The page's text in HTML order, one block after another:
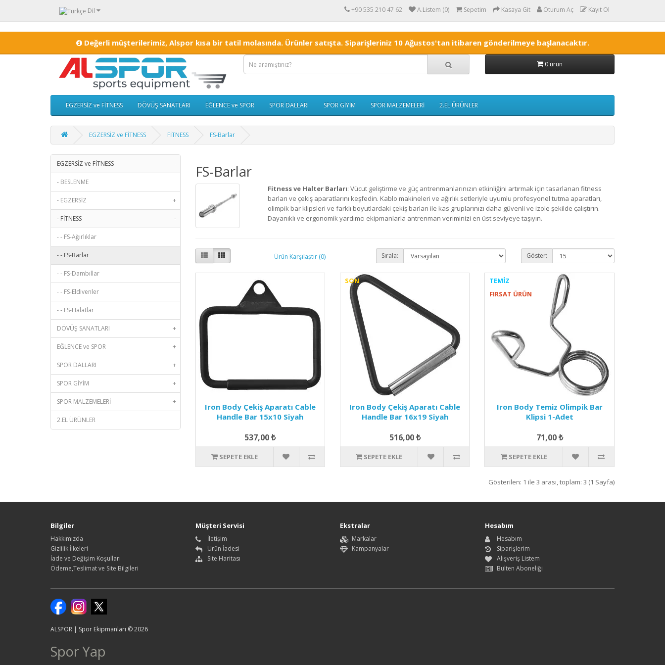
Dil +90 535 210 47 62 A.Listem (0) Sepetim Kasaya Git Oturum Aç Kayıt Ol
Değerli müşterilerimiz, Alspor kısa bir tatil molasında. Ürünler satışta. Siparişleriniz 10 Ağustos'tan itibaren gönderilmeye başlanacaktır.
0 ürün
EGZERSİZ ve FİTNESS DÖVÜŞ SANATLARI EĞLENCE ve SPOR SPOR DALLARI SPOR GİYİM SPOR MALZEMELERİ 2.EL ÜRÜNLER
EGZERSİZ ve FİTNESS FİTNESS FS-Barlar
EGZERSİZ ve FİTNESS -
- BESLENME
- EGZERSİZ +
- FİTNESS -
- - FS-Ağırlıklar
- - FS-Barlar
- - FS-Dambıllar
- - FS-Eldivenler
- - FS-Halatlar
DÖVÜŞ SANATLARI +
EĞLENCE ve SPOR +
SPOR DALLARI +
SPOR GİYİM +
SPOR MALZEMELERİ +
2.EL ÜRÜNLER
FS-Barlar
Fitness ve Halter Barları: Vücut geliştirme ve güç antrenmanlarınızın etkinliğini artırmak için tasarlanan fitness
barları ve çekiş aparatlarını keşfedin. Kablo makineleri ve ağırlık setleriyle uyumlu profesyonel tutma aparatları,
olimpik bar klipsleri ve farklı boyutlardaki çekiş barları ile kas gruplarınızı daha güvenli ve izole şekilde çalıştırın.
Dayanıklı ve ergonomik yardımcı ekipmanlarla antrenman veriminizi en üst seviyeye taşıyın.
Ürün Karşılaştır (0) Sırala: Göster:
Iron Body Çekiş Aparatı Cable
Handle Bar 15x10 Siyah
537,00 ₺
SEPETE EKLE
SON
Iron Body Çekiş Aparatı Cable
Handle Bar 16x19 Siyah
516,00 ₺
SEPETE EKLE
TEMIZ
FIRSAT ÜRÜN
Iron Body Temiz Olimpik Bar
Klipsi 1-Adet
71,00 ₺
SEPETE EKLE
Gösterilen: 1 ile 3 arası, toplam: 3 (1 Sayfa)
Bilgiler
Hakkımızda
Gizlilik İlkeleri
İade ve Değişim Koşulları
Ödeme,Teslimat ve Site Bilgileri
Müşteri Servisi
İletişim
Ürün İadesi
Site Haritası
Ekstralar
Markalar
Kampanyalar
Hesabım
Hesabım
Siparişlerim
Alışveriş Listem
Bülten Aboneliği
ALSPOR | Spor Ekipmanları © 2026
Spor Yap